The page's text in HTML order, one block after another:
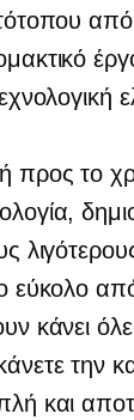
προς το
εύκολο
κάνει
την
και